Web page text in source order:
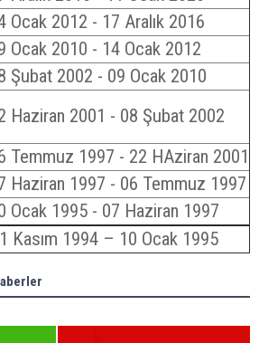
Ocak 2012 - 17 Aralık 2016
Ocak 2010 - 14 Ocak 2012
Şubat 2002 - 09 Ocak 2010
Haziran 2001 - 08 Şubat 2002
Temmuz 1997 - 22 HAziran 2001
Haziran 1997 - 06 Temmuz 1997
Ocak 1995 - 07 Haziran 1997
Kasım 1994 – 10 Ocak 1995